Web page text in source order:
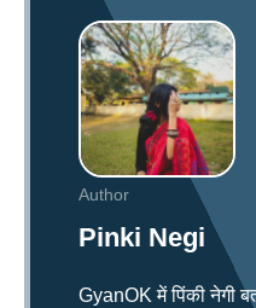
Author
Pinki Negi
GyanOK में पिंकी नेगी